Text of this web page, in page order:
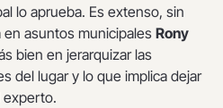
lo aprueba. Es extenso, sin
en asuntos municipales Rony
bien en jerarquizar las
del lugar y lo que implica dejar
experto.